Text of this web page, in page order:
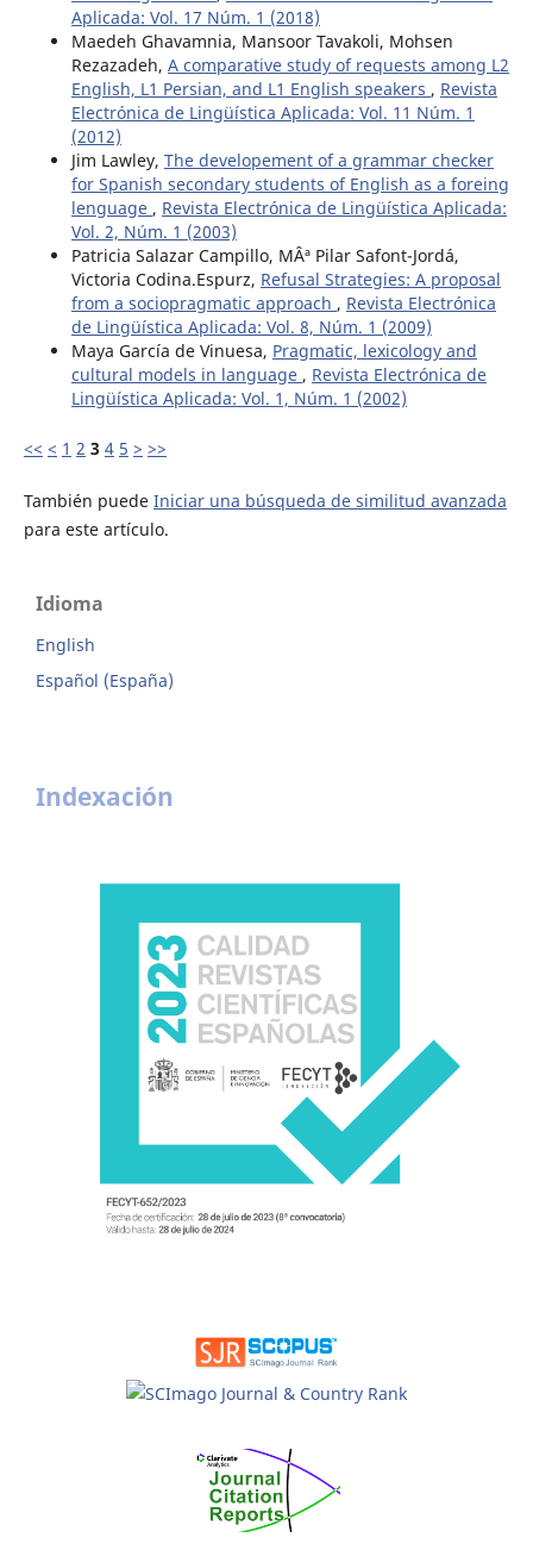
Aplicada: Vol. 17 Núm. 1 (2018)
Maedeh Ghavamnia, Mansoor Tavakoli, Mohsen
Rezazadeh, A comparative study of requests among L2
English, L1 Persian, and L1 English speakers , Revista
Electrónica de Lingüística Aplicada: Vol. 11 Núm. 1
(2012)
Jim Lawley, The developement of a grammar checker
for Spanish secondary students of English as a foreing
lenguage , Revista Electrónica de Lingüística Aplicada:
Vol. 2, Núm. 1 (2003)
Patricia Salazar Campillo, MÂª Pilar Safont-Jordá,
Victoria Codina.Espurz, Refusal Strategies: A proposal
from a sociopragmatic approach , Revista Electrónica
de Lingüística Aplicada: Vol. 8, Núm. 1 (2009)
Maya García de Vinuesa, Pragmatic, lexicology and
cultural models in language , Revista Electrónica de
Lingüística Aplicada: Vol. 1, Núm. 1 (2002)
<< < 1 2 3 4 5 > >>
También puede Iniciar una búsqueda de similitud avanzada
para este artículo.
Idioma
English
Español (España)
Indexación